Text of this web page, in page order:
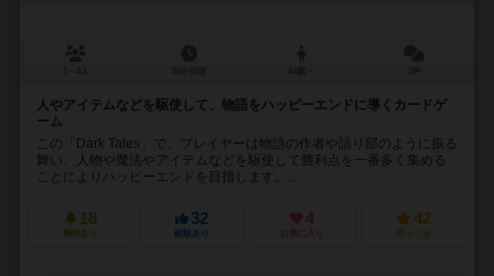
人やアイテムなどを駆使して、物語をハッピーエンドに導くカードゲ
ーム
この「Dark Tales」で、プレイヤーは物語の作者や語り部のように振る
舞い、人物や魔法やアイテムなどを駆使して勝利点を一番多く集める
ことによりハッピーエンドを目指します。...
18
興味あり
32
経験あり
4
お気に入り
42
持ってる